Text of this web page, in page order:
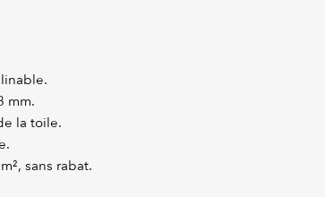
mm.
la toile.
sans rabat.